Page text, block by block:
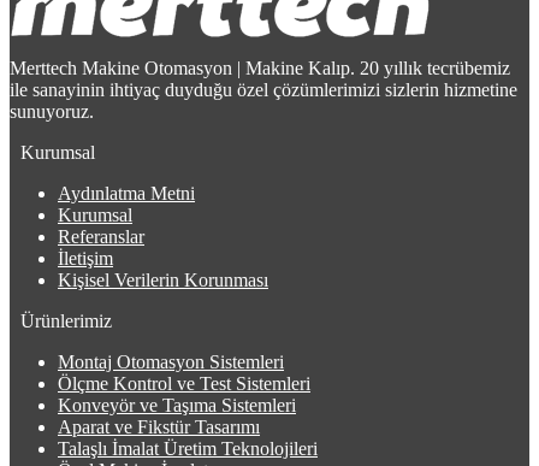
Merttech Makine Otomasyon | Makine Kalıp. 20 yıllık tecrübemiz
ile sanayinin ihtiyaç duyduğu özel çözümlerimizi sizlerin hizmetine
sunuyoruz.
Kurumsal
Aydınlatma Metni
Kurumsal
Referanslar
İletişim
Kişisel Verilerin Korunması
Ürünlerimiz
Montaj Otomasyon Sistemleri
Ölçme Kontrol ve Test Sistemleri
Konveyör ve Taşıma Sistemleri
Aparat ve Fikstür Tasarımı
Talaşlı İmalat Üretim Teknolojileri